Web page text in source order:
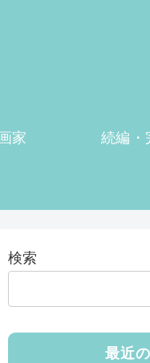
家 続編・
検索
最近